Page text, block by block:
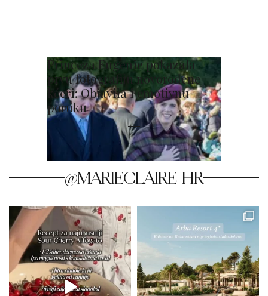
Princeza Eugenie pokazala
prvu fotografiju novorođene
kćeri: Objavila i emotivnu
poruku
@MARIECLAIRE_HR